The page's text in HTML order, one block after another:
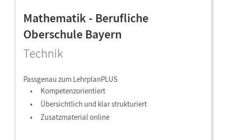
Mathematik - Berufliche
Oberschule Bayern
Technik
Passgenau zum LehrplanPLUS
Kompetenzorientiert
Übersichtlich und klar strukturiert
Zusatzmaterial online